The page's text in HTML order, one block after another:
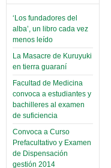
‘Los fundadores del
alba’, un libro cada vez
menos leído
La Masacre de Kuruyuki
en tierra guaraní
Facultad de Medicina
convoca a estudiantes y
bachilleres al examen
de suficiencia
Convoca a Curso
Prefacultativo y Examen
de Dispensación
gestión 2014